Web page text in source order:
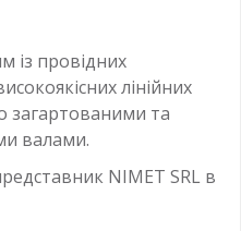
із провідних
лінійних
загартованими та
валами.
NIMET SRL в